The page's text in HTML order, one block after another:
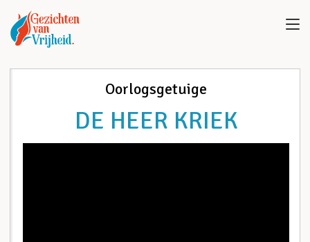
Oorlogsgetuige
DE HEER KRIEK